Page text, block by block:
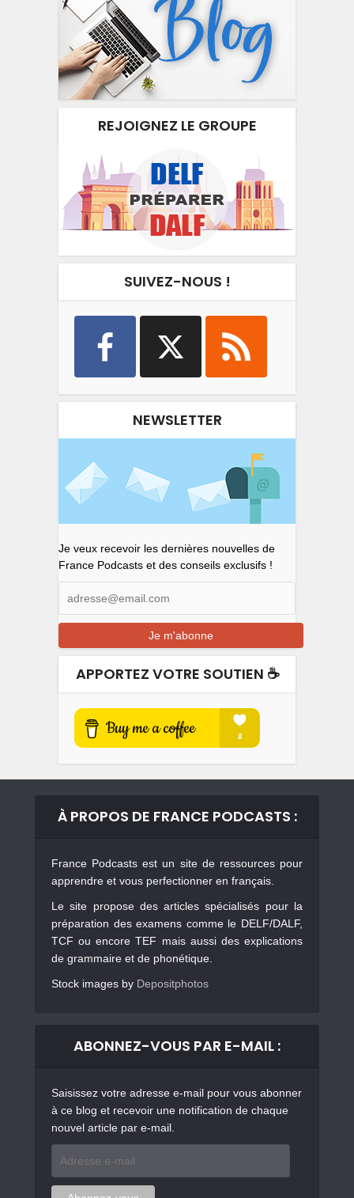
REJOIGNEZ LE GROUPE
SUIVEZ-NOUS !
NEWSLETTER
Je veux recevoir les dernières nouvelles de
France Podcasts et des conseils exclusifs !
APPORTEZ VOTRE SOUTIEN ☕️
À PROPOS DE FRANCE PODCASTS :
France Podcasts est un site de ressources pour
apprendre et vous perfectionner en français.
Le site propose des articles spécialisés pour la
préparation des examens comme le DELF/DALF,
TCF ou encore TEF mais aussi des explications
de grammaire et de phonétique.
Stock images by Depositphotos
ABONNEZ-VOUS PAR E-MAIL :
Saisissez votre adresse e-mail pour vous abonner
à ce blog et recevoir une notification de chaque
nouvel article par e-mail.
mail